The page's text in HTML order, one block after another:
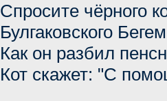
Спросите чёрного
Булгаковского
Как он разбил
Кот скажет: "С